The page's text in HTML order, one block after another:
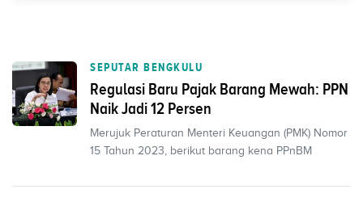
SEPUTAR BENGKULU
Regulasi Baru Pajak Barang Mewah: PPN
Naik Jadi 12 Persen
Merujuk Peraturan Menteri Keuangan (PMK) Nomor
15 Tahun 2023, berikut barang kena PPnBM